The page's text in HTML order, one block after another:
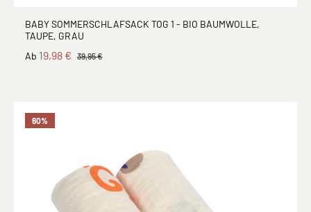
BABY SOMMERSCHLAFSACK TOG 1 - BIO BAUMWOLLE,
TAUPE, GRAU
Ab 19,98 € 39,95 €
60%